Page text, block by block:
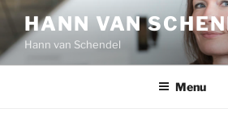
Ga
de
inhoud
HANN VAN
Hann van Schendel
Menu